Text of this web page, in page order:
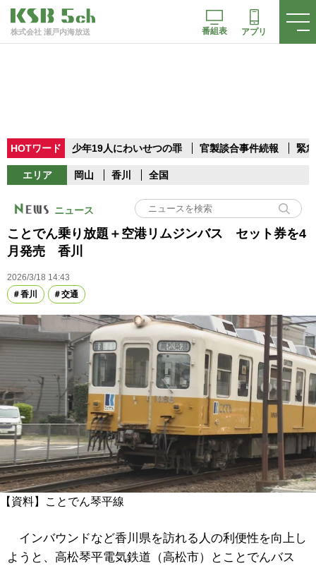
株式会社 瀬戸内海放送 番組表 アプリ
HOTワード 少年19人にわいせつの罪 官製談合事件続報 緊
エリア 岡山 香川 全国
ニュース
ことでん乗り放題＋空港リムジンバス セット券を4
月発売 香川
2026/3/18 14:43
香川
交通
【資料】ことでん琴平線
インバウンドなど香川県を訪れる人の利便性を向上し
ようと、高松琴平電気鉄道（高松市）とことでんバス